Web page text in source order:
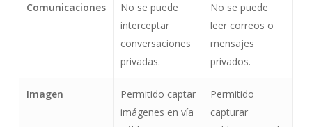
Comunicaciones
No se puede
interceptar
conversaciones
privadas.
No se puede
leer correos o
mensajes
privados.
Imagen
Permitido captar
imágenes en vía
Permitido
capturar